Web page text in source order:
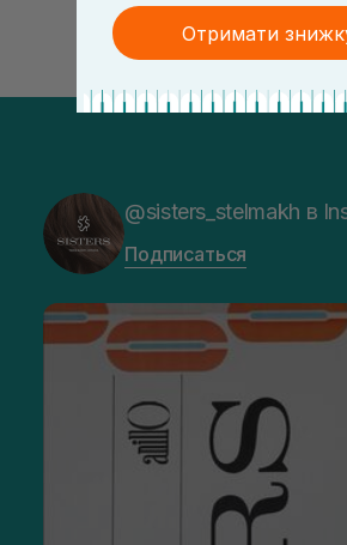
@sisters_stelmakh в
Подписаться
Отримати